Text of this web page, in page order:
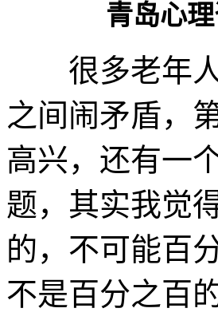
青岛心
很多老年人
之间闹矛盾，
高兴，还有一
题，其实我觉
的，不可能百
不是百分之百